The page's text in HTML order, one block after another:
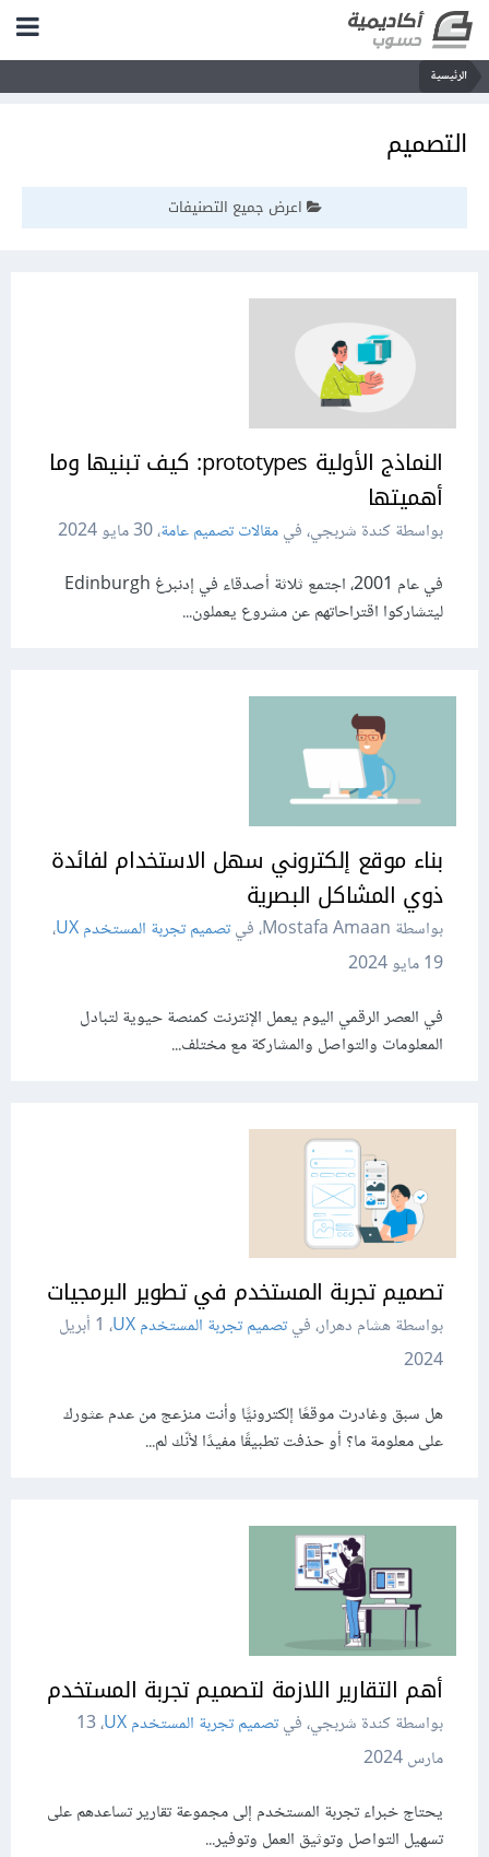
الرئيسية
التصميم
اعرض جميع التصنيفات
النماذج الأولية prototypes: كيف تبنيها وما
أهميتها
بواسطة كندة شربجي، فيمقالات تصميم عامة،30 مايو 2024
في عام 2001، اجتمع ثلاثة أصدقاء في إدنبرغ Edinburgh
ليتشاركوا اقتراحاتهم عن مشروع يعملون...
بناء موقع إلكتروني سهل الاستخدام لفائدة
ذوي المشاكل البصرية
بواسطة Mostafa Amaan، في تصميم تجربة المستخدم UX
،
19 مايو 2024
في العصر الرقمي اليوم يعمل الإنترنت كمنصة حيوية لتبادل
المعلومات والتواصل والمشاركة مع مختلف...
تصميم تجربة المستخدم في تطوير البرمجيات
بواسطة هشام دهرار، فيتصميم تجربة المستخدم UX ،
1 أبريل
2024
هل سبق وغادرت موقعًا إلكترونيًّا وأنت منزعج من عدم عثورك
على معلومة ما؟ أو حذفت تطبيقًا مفيدًا لأنّك لم...
أهم التقارير اللازمة لتصميم تجربة المستخدم
بواسطة كندة شربجي، فيتصميم تجربة المستخدم UX ،13
مارس 2024
يحتاج خبراء تجربة المستخدم إلى مجموعة تقارير تساعدهم على
تسهيل التواصل وتوثيق العمل وتوفير...